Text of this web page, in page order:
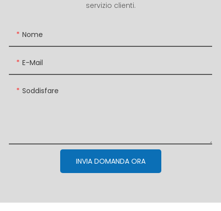
servizio clienti.
Nome
E-Mail
Soddisfare
INVIA DOMANDA ORA